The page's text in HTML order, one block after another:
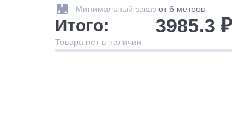
Минимальный заказ от 6 метров
Итого: 3985.3 ₽
Товара нет в наличии